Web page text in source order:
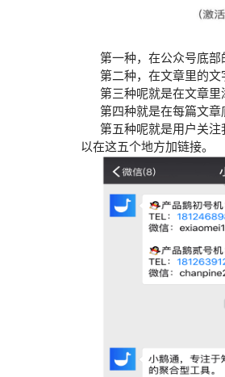
第一种，在公众号底部
第二种，在文章里的文
第三种呢就是在文章里
第四种就是在每篇文章
第五种呢就是用户关注
以在这五个地方加链接。